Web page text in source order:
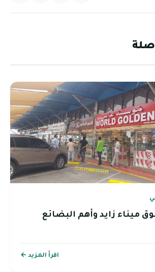
صلة
ميناء زايد وأهم البضائع
اقرأ المزيد ←